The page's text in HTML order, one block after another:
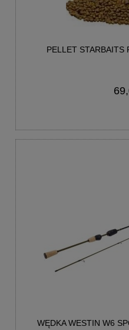
PELLET STARBAITS
WĘDKA WESTIN W6